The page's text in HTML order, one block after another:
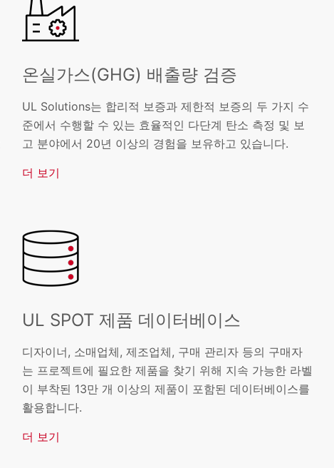
온실가스(GHG) 배출량 검증
UL Solutions는 합리적 보증과 제한적 보증의 두 가지 수
준에서 수행할 수 있는 효율적인 다단계 탄소 측정 및 보
고 분야에서 20년 이상의 경험을 보유하고 있습니다.
더 보기
UL SPOT 제품 데이터베이스
디자이너, 소매업체, 제조업체, 구매 관리자 등의 구매자
는 프로젝트에 필요한 제품을 찾기 위해 지속 가능한 라벨
이 부착된 13만 개 이상의 제품이 포함된 데이터베이스를
활용합니다.
더 보기